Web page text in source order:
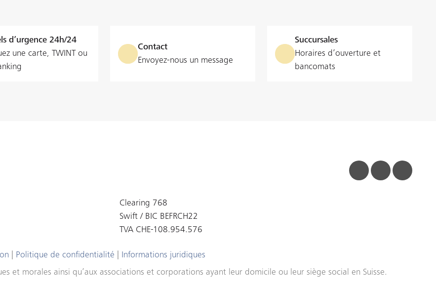
d’urgence 24h/24
une carte, TWINT ou
Contact
Envoyez-nous un message
Succursales
Horaires d’ouverture et
bancomats
Clearing 768
Swift / BIC BEFRCH22
TVA CHE-108.954.576
Politique de confidentialité
Informations juridiques
et morales ainsi qu’aux associations et corporations ayant leur domicile ou leur siège social en Suisse.